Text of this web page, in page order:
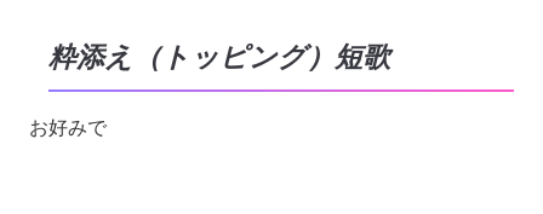
粋添え（トッピング）短歌
お好みで